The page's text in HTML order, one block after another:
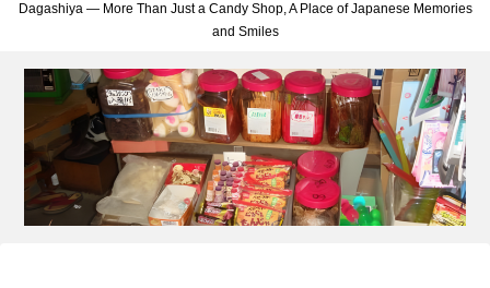
Dagashiya — More Than Just a Candy Shop, A Place of Japanese Memories
and Smiles